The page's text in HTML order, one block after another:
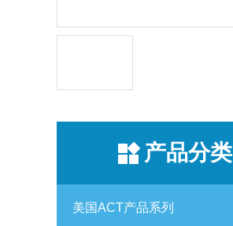
产品分类
美国ACT产品系列